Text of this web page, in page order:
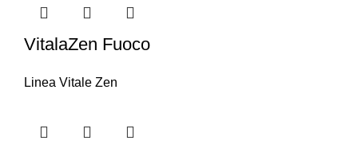
VitalaZen Fuoco
Linea Vitale Zen